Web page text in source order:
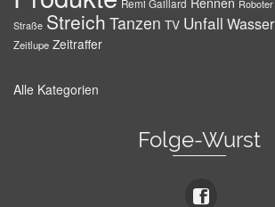
Remi Gaillard Roboter
Straße Streich Tanzen TV Unfall Wasser
Zeitlupe Zeitraffer
Alle Kategorien
Folge-Wurst